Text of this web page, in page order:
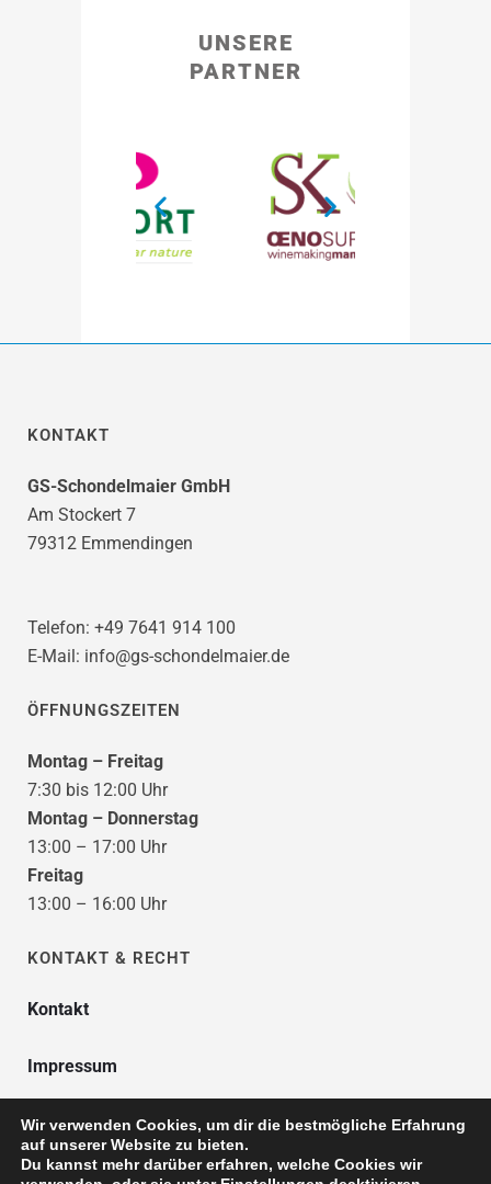
UNSERE
PARTNER
KONTAKT
GS-Schondelmaier GmbH
Am Stockert 7
79312 Emmendingen
Telefon: +49 7641 914 100
E-Mail: info@gs-schondelmaier.de
ÖFFNUNGSZEITEN
Montag – Freitag
7:30 bis 12:00 Uhr
Montag – Donnerstag
13:00 – 17:00 Uhr
Freitag
13:00 – 16:00 Uhr
KONTAKT & RECHT
Kontakt
Impressum
Datenschutzhinweis
Wir verwenden Cookies, um dir die bestmögliche Erfahrung
auf unserer Website zu bieten.
Du kannst mehr darüber erfahren, welche Cookies wir